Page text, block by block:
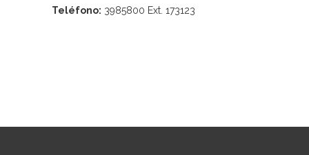
Teléfono: 3985800 Ext. 173123